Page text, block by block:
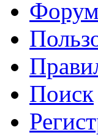
Форум
Поиск